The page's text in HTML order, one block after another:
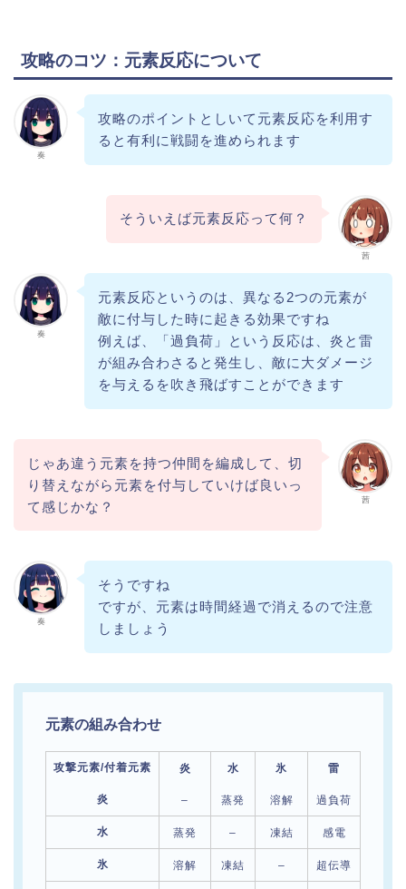
攻略のコツ：元素反応について
奏
攻略のポイントとしいて元素反応を利用す
ると有利に戦闘を進められます
茜
そういえば元素反応って何？
奏
元素反応というのは、異なる2つの元素が
敵に付与した時に起きる効果ですね
例えば、「過負荷」という反応は、炎と雷
が組み合わさると発生し、敵に大ダメージ
を与えるを吹き飛ばすことができます
茜
じゃあ違う元素を持つ仲間を編成して、切
り替えながら元素を付与していけば良いっ
て感じかな？
奏
そうですね
ですが、元素は時間経過で消えるので注意
しましょう
元素の組み合わせ
攻撃元素/付着元素 炎 水 氷 雷
炎 – 蒸発 溶解 過負荷
水 蒸発 – 凍結 感電
氷 溶解 凍結 – 超伝導